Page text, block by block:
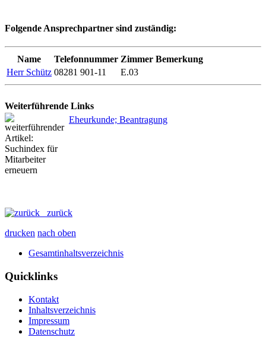
Folgende Ansprechpartner sind zuständig:
Name Telefonnummer Zimmer Bemerkung
Herr Schütz 08281 901-11 E.03
Weiterführende Links
Eheurkunde; Beantragung
zurück
drucken nach oben
Gesamtinhaltsverzeichnis
Quicklinks
Kontakt
Inhaltsverzeichnis
Impressum
Datenschutz